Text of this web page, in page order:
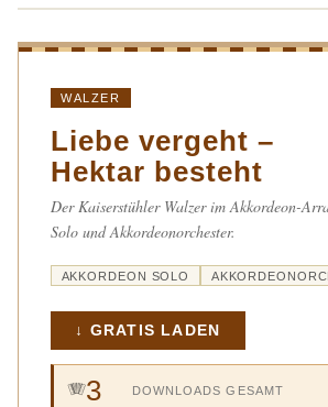
WALZER
Liebe vergeht –
Hektar besteht
Der Kaiserstühler Walzer im Akkordeon-
Solo und Akkordeonorchester.
AKKORDEON SOLO
↓ GRATIS LADEN
🪗3 DOWNLOADS GESAMT